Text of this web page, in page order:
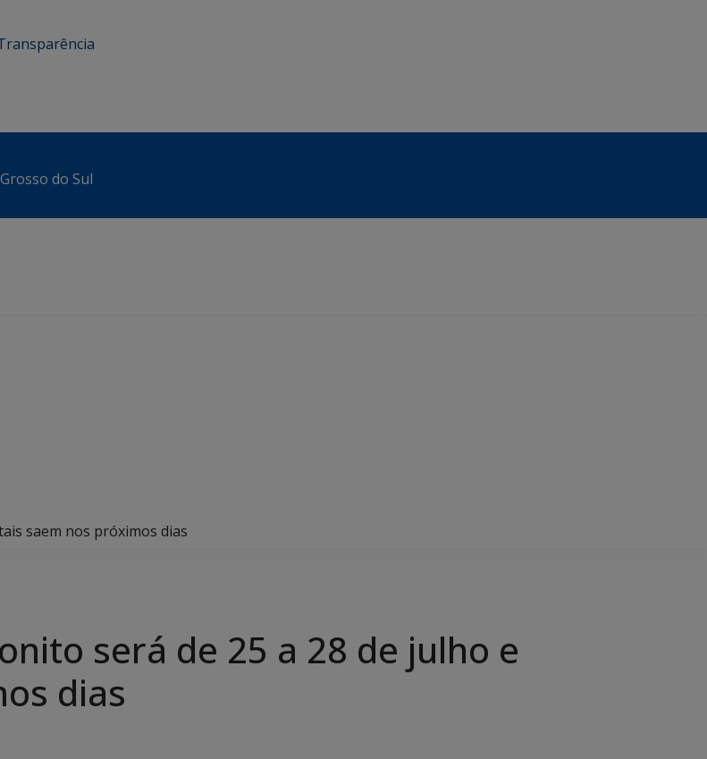
do Sul
saem nos próximos dias
será de 25 a 28 de julho e
dias